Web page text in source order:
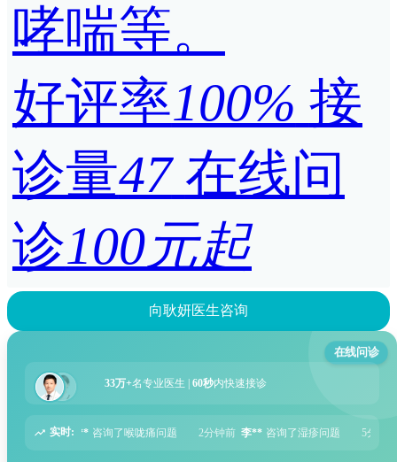
哮喘等。
好评率100% 接
诊量47 在线问
诊100元起
向耿妍医生咨询
在线问诊
33万+名专业医生 | 60秒内快速接诊
实时:
李** 咨询了湿疹问题 5分钟前 张** 咨询了过敏性鼻炎问题 6分钟前